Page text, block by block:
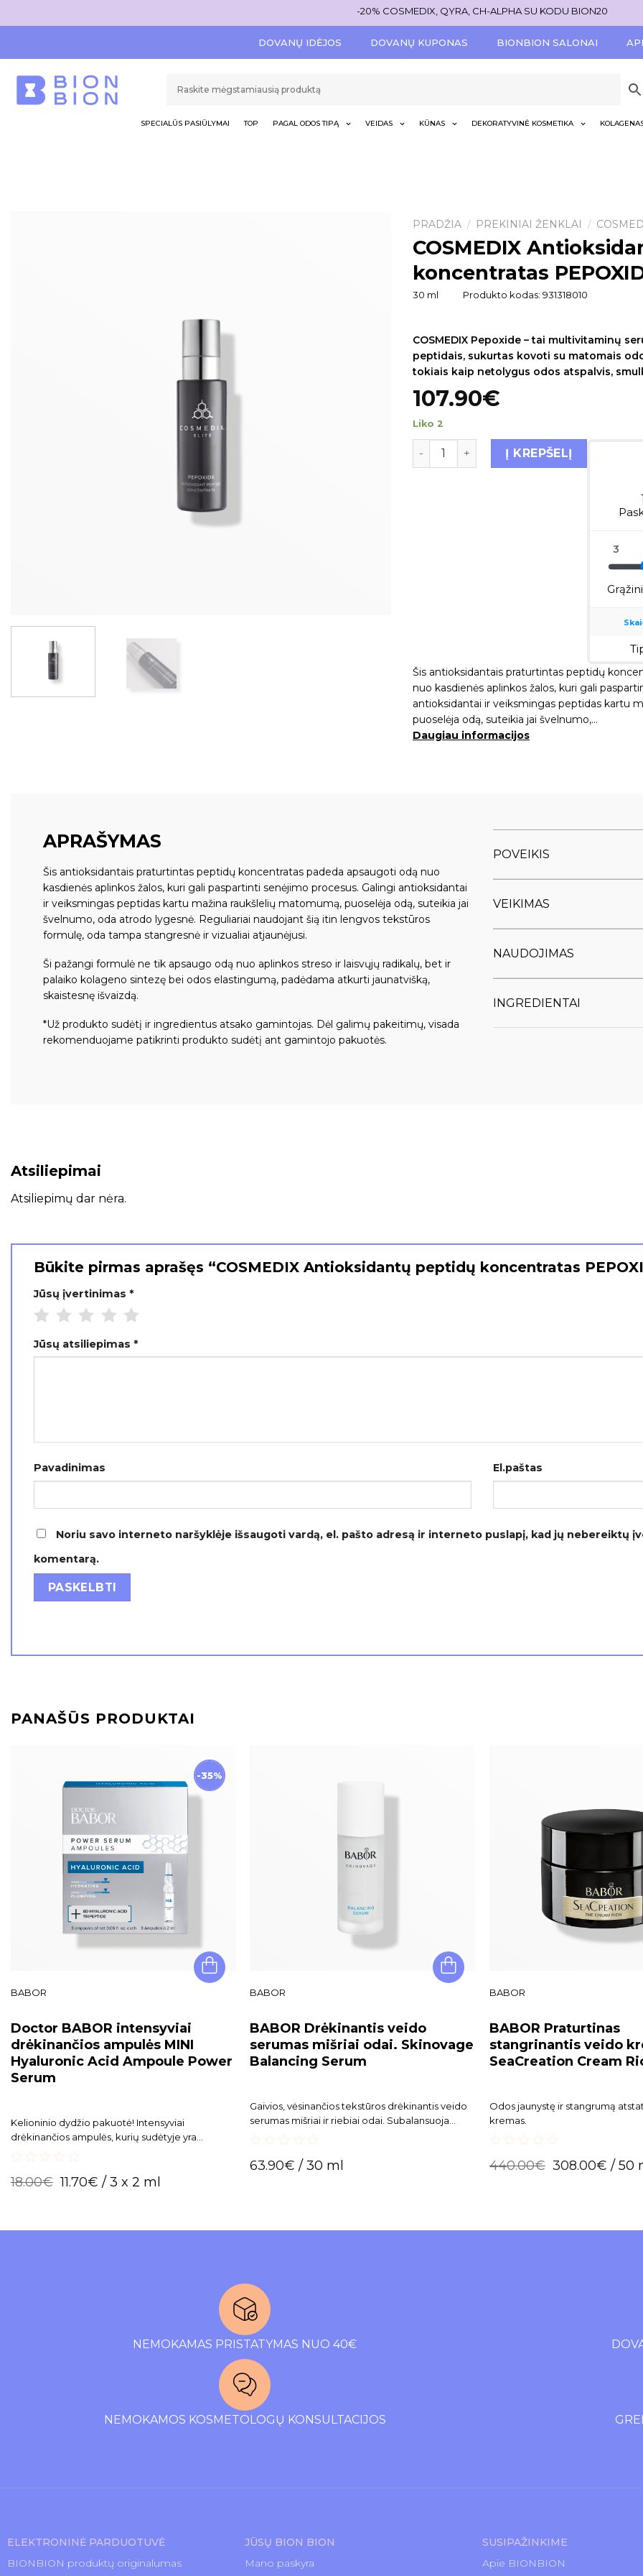
-20% COSMEDIX, QYRA, CH-ALPHA SU KODU BION20
DOVANŲ IDĖJOS DOVANŲ KUPONAS BIONBION SALONAI
SPECIALŪS PASIŪLYMAI TOP PAGAL ODOS TIPĄ VEIDAS KŪNAS DEKORATYVINĖ KOSMETIKA
PRADŽIA / PREKINIAI ŽENKLAI /
COSMEDIX
koncentratas
30 ml Produkto kodas: 931318010
COSMEDIX Pepoxide – tai multivitaminų
peptidais, sukurtas kovoti su matomais
tokiais kaip netolygus odos atspalvis,
107.90€
Liko 2
Į KREPŠELĮ
Šis antioksidantais praturtintas peptidų
nuo kasdienės aplinkos žalos, kuri gali
antioksidantai ir veiksmingas peptidas kartu
puoselėja odą, suteikia jai švelnumo,…
Daugiau informacijos
APRAŠYMAS
Šis antioksidantais praturtintas peptidų koncentratas padeda apsaugoti odą nuo
kasdienės aplinkos žalos, kuri gali paspartinti senėjimo procesus. Galingi antioksidantai
ir veiksmingas peptidas kartu mažina raukšlelių matomumą, puoselėja odą, suteikia jai
švelnumo, oda atrodo lygesnė. Reguliariai naudojant šią itin lengvos tekstūros
formulę, oda tampa stangresnė ir vizualiai atjaunėjusi.
Ši pažangi formulė ne tik apsaugo odą nuo aplinkos streso ir laisvųjų radikalų, bet ir
palaiko kolageno sintezę bei odos elastingumą, padėdama atkurti jaunatvišką,
skaistesnę išvaizdą.
*Už produkto sudėtį ir ingredientus atsako gamintojas. Dėl galimų pakeitimų, visada
rekomenduojame patikrinti produkto sudėtį ant gamintojo pakuotės.
POVEIKIS
VEIKIMAS
NAUDOJIMAS
INGREDIENTAI
Atsiliepimai
Atsiliepimų dar nėra.
Būkite pirmas aprašęs “COSMEDIX Antioksidantų peptidų koncentratas
Jūsų įvertinimas *
Jūsų atsiliepimas *
Pavadinimas El.paštas
Noriu savo interneto naršyklėje išsaugoti vardą, el. pašto adresą ir interneto puslapį, kad jų nebereiktų
komentarą.
PANAŠŪS PRODUKTAI
-35%
BABOR
Doctor BABOR intensyviai
drėkinančios ampulės MINI
Hyaluronic Acid Ampoule Power
Serum
Kelioninio dydžio pakuotė! Intensyviai
drėkinančios ampulės, kurių sudėtyje yra
out
18.00€ 11.70€ / 3 x 2 ml
BABOR
BABOR Drėkinantis veido
serumas mišriai odai. Skinovage
Balancing Serum
Gaivios, vėsinančios tekstūros drėkinantis veido
serumas mišriai ir riebiai odai. Subalansuoja
out
63.90€ / 30 ml
BABOR
BABOR Praturtinas
stangrinantis veido
SeaCreation Cream
Odos jaunystę ir stangrumą
kremas.
out
440.00€ 308.00€ / 50
NEMOKAMAS PRISTATYMAS NUO 40€
NEMOKAMOS KOSMETOLOGŲ KONSULTACIJOS
ELEKTRONINĖ PARDUOTUVĖ
BIONBION produktų originalumas
JŪSŲ BION BION
Mano paskyra
SUSIPAŽINKIME
Apie BIONBION